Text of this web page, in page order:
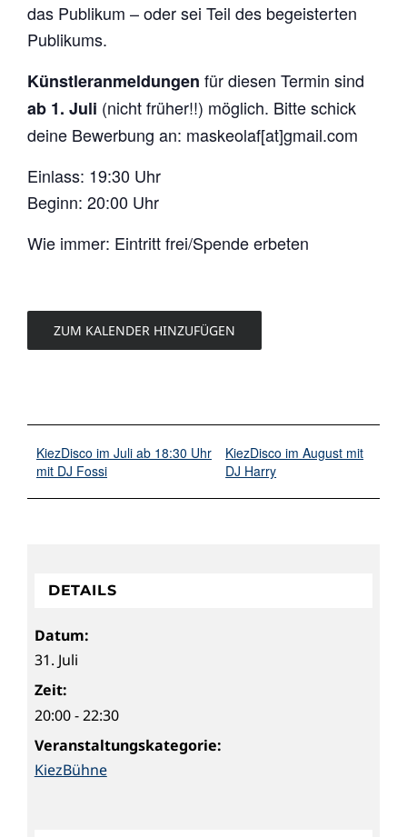
das Publikum – oder sei Teil des begeisterten
Publikums.
Künstleranmeldungen für diesen Termin sind
ab 1. Juli (nicht früher!!) möglich. Bitte schick
deine Bewerbung an: maskeolaf[at]gmail.com
Einlass: 19:30 Uhr
Beginn: 20:00 Uhr
Wie immer: Eintritt frei/Spende erbeten
ZUM KALENDER HINZUFÜGEN
KiezDisco im Juli ab 18:30 Uhr
mit DJ Fossi
KiezDisco im August mit
DJ Harry
DETAILS
Datum:
31. Juli
Zeit:
20:00 - 22:30
Veranstaltungskategorie:
KiezBühne